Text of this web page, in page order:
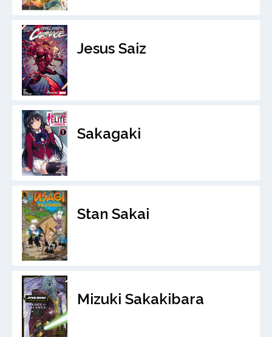
Jesus Saiz
Sakagaki
Stan Sakai
Mizuki Sakakibara